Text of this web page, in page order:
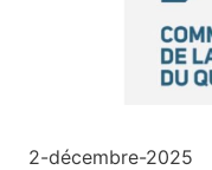
2-décembre-2025